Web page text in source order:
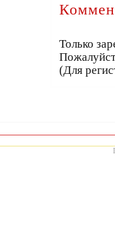
Только
(Для